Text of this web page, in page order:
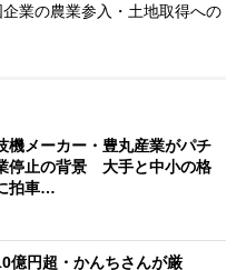
業の農業参入・土地取得への
機メーカー・豊丸産業がパチ
停止の背景 大手と中小の格
拍車…
億円超・かんちさんが厳